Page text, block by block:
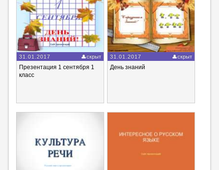
31.01.2017 скрыт
Презентация 1 сентября 1
класс
31.01.2017 скрыт
День знаний